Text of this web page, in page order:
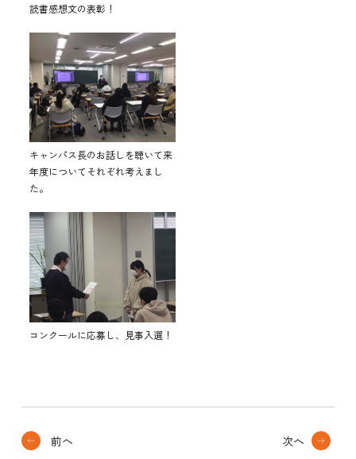
読書感想文の表彰！
キャンパス長のお話しを聴いて来
年度についてそれぞれ考えまし
た。
コンクールに応募し、見事入選！
前へ 次へ